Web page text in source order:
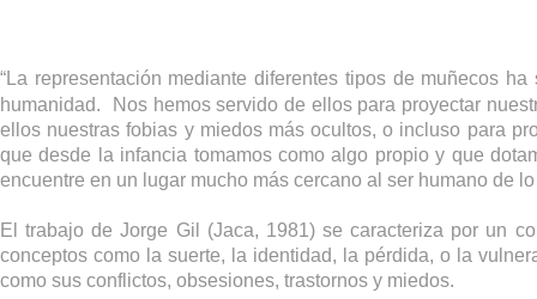
“La representación mediante diferentes tipos de muñecos
humanidad. Nos hemos servido de ellos para proyectar
ellos nuestras fobias y miedos más ocultos, o incluso para
que desde la infancia tomamos como algo propio y que
encuentre en un lugar mucho más cercano al ser humano de
El trabajo de Jorge Gil (Jaca, 1981) se caracteriza por un
conceptos como la suerte, la identidad, la pérdida, o la
como sus conflictos, obsesiones, trastornos y miedos.